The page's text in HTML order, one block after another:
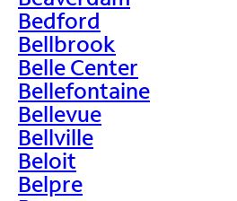
Bedford
Bellbrook
Belle Center
Bellefontaine
Bellevue
Bellville
Beloit
Belpre